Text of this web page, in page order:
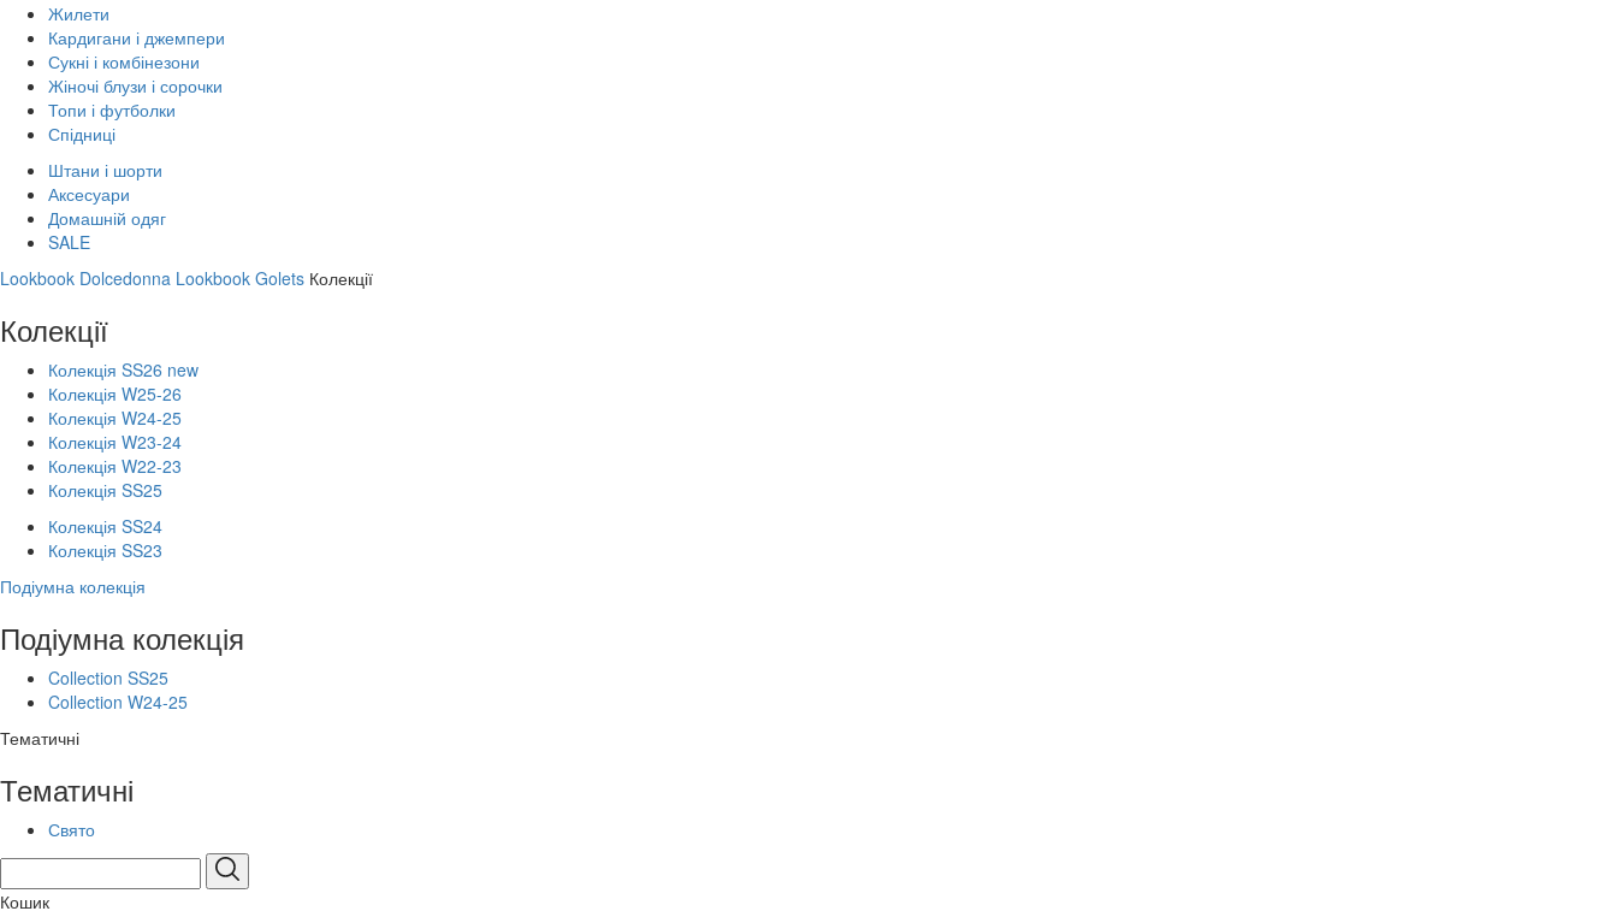
Жилети
Кардигани і джемпери
Сукні і комбінезони
Жіночі блузи і сорочки
Топи і футболки
Спідниці
Штани і шорти
Аксесуари
Домашній одяг
SALE
Lookbook Dolcedonna Lookbook Golets Колекції
Колекції
Колекція SS26 new
Колекція W25-26
Колекція W24-25
Колекція W23-24
Колекція W22-23
Колекція SS25
Колекція SS24
Колекція SS23
Подіумна колекція
Подіумна колекція
Collection SS25
Collection W24-25
Тематичні
Тематичні
Свято
Кошик